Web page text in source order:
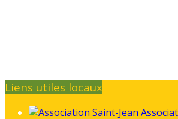
Liens utiles locaux